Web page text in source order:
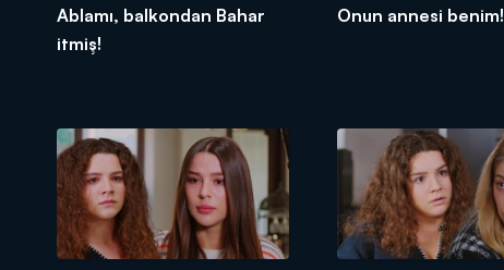
Ablamı, balkondan Bahar
itmiş!
Onun annesi benim!